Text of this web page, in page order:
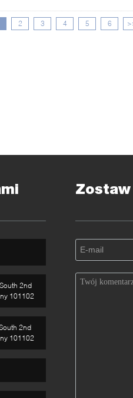
2 3 4 5 6
2nd
101102
2nd
101102
Zostaw